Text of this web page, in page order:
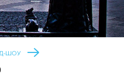
ШОУ